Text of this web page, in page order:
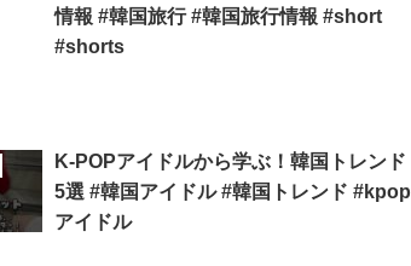
情報 #韓国旅行 #韓国旅行情報 #short
#shorts
K-POPアイドルから学ぶ！韓国トレンド
5選 #韓国アイドル #韓国トレンド #kpop
アイドル